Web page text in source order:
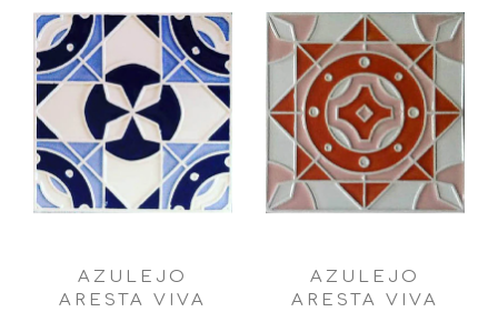
AZULEJO
ARESTA VIVA
AZULEJO
ARESTA VIVA